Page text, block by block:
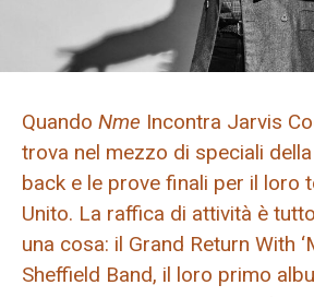
Quando Nme Incontra Jarvis
trova nel mezzo di speciali
back e le prove finali per il loro
Unito. La raffica di attività è
una cosa: il Grand Return With
Sheffield Band, il loro primo